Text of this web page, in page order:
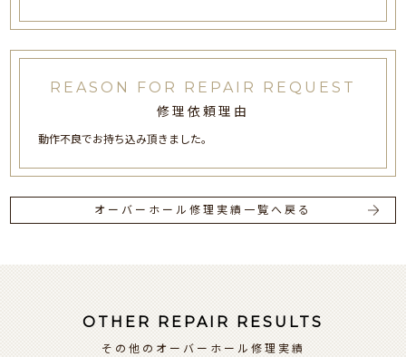
REASON FOR REPAIR REQUEST
修理依頼理由
動作不良でお持ち込み頂きました。
オーバーホール修理実績一覧へ戻る
OTHER REPAIR RESULTS
その他のオーバーホール修理実績